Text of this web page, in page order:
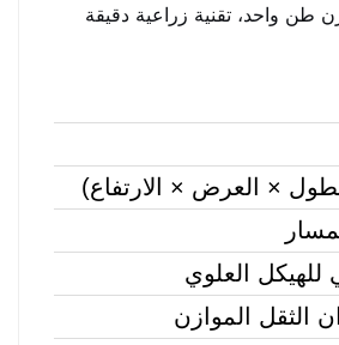
(الطول × العرض × الارتفاع)
للهيكل العلوي
الثقل الموازن